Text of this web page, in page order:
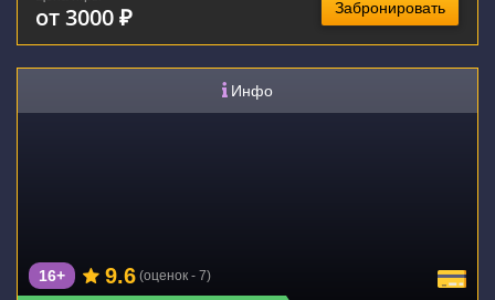
от 3000 ₽ Забронировать
Инфо
16+ 9.6 (оценок - 7)